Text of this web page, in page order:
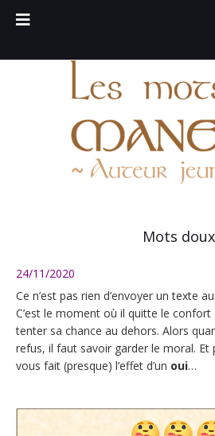
Mots doux
24/11/2020
Ce n’est pas rien d’envoyer un texte
C’est le moment où il quitte le
tenter sa chance au dehors. Alors
refus, il faut savoir garder le moral. Et
vous fait (presque) l’effet d’un oui…